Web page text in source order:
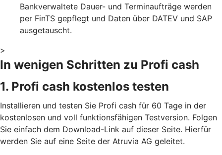
Bankverwaltete Dauer- und Terminaufträge werden
per FinTS gepflegt und Daten über DATEV und SAP
ausgetauscht.
>
In wenigen Schritten zu Profi cash
1. Profi cash kostenlos testen
Installieren und testen Sie Profi cash für 60 Tage in der
kostenlosen und voll funktionsfähigen Testversion. Folgen
Sie einfach dem Download-Link auf dieser Seite. Hierfür
werden Sie auf eine Seite der Atruvia AG geleitet.